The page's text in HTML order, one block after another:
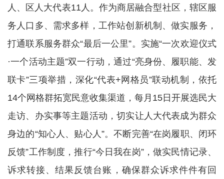
人、区人大代表11人。作为商居融合型社区，辖区服
务人口多、需求多样，工作站创新机制、做实服务，
打通联系服务群众“最后一公里”。实施“一次欢迎仪式
·一个活动主题”双一行动，通过“亮身份、履职能、发
联卡”三项举措，深化“代表+网格员”联动机制，依托
14个网格群拓宽民意收集渠道，每月15日开展选民大
走访、办实事等主题活动，切实让人大代表成为群众
身边的“知心人、贴心人”。不断完善“在岗履职、闭环
反馈”工作制度，推行“今日我在岗”，做实民情记录、
诉求转接、结果反馈台账，确保群众诉求件件有回